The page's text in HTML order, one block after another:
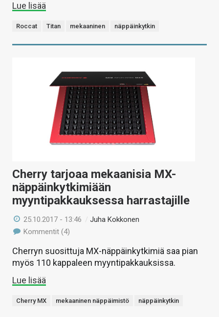
Lue lisää
Roccat Titan mekaaninen näppäinkytkin
Cherry tarjoaa mekaanisia MX-
näppäinkytkimiään
myyntipakkauksessa harrastajille
25.10.2017 - 13:46 /Juha Kokkonen
Kommentit (4)
Cherryn suosittuja MX-näppäinkytkimiä saa pian
myös 110 kappaleen myyntipakkauksissa.
Lue lisää
Cherry MX mekaaninen näppäimistö näppäinkytkin